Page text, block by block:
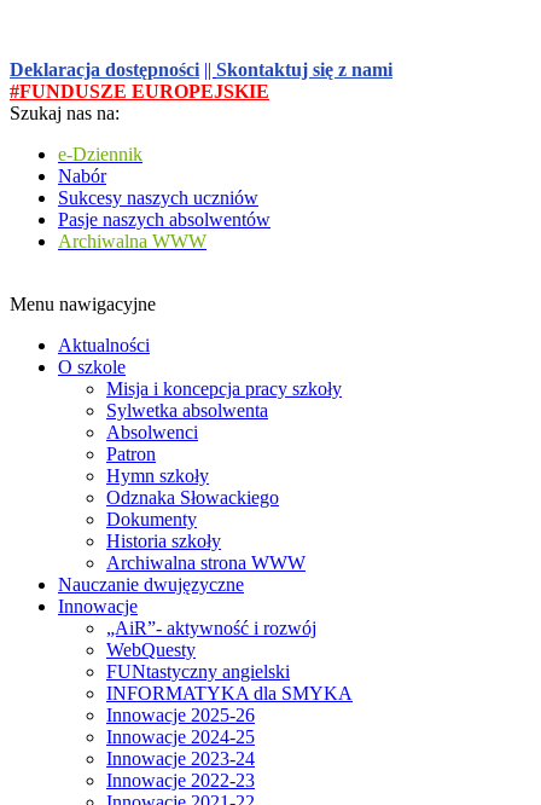
Deklaracja dostępności || Skontaktuj się z nami
#FUNDUSZE EUROPEJSKIE
Szukaj nas na:
e-Dziennik
Nabór
Sukcesy naszych uczniów
Pasje naszych absolwentów
Archiwalna WWW
Menu nawigacyjne
Aktualności
O szkole
Misja i koncepcja pracy szkoły
Sylwetka absolwenta
Absolwenci
Patron
Hymn szkoły
Odznaka Słowackiego
Dokumenty
Historia szkoły
Archiwalna strona WWW
Nauczanie dwujęzyczne
Innowacje
„AiR”- aktywność i rozwój
WebQuesty
FUNtastyczny angielski
INFORMATYKA dla SMYKA
Innowacje 2025-26
Innowacje 2024-25
Innowacje 2023-24
Innowacje 2022-23